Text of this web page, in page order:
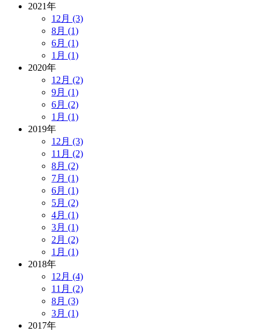
2021年
12月 (3)
8月 (1)
6月 (1)
1月 (1)
2020年
12月 (2)
9月 (1)
6月 (2)
1月 (1)
2019年
12月 (3)
11月 (2)
8月 (2)
7月 (1)
6月 (1)
5月 (2)
4月 (1)
3月 (1)
2月 (2)
1月 (1)
2018年
12月 (4)
11月 (2)
8月 (3)
3月 (1)
2017年